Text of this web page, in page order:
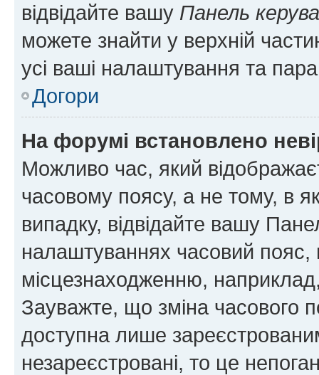
відвідайте вашу Панель
можете знайти у верхній
усі ваші налаштування та
Догори
На форумі встановлено
Можливо час, який
часовому поясу, а не тому, в
випадку, відвідайте вашу
налаштуваннях часовий пояс,
місцезнаходженню,
Зауважте, що зміна часового
доступна лише
незареєстровані, то це